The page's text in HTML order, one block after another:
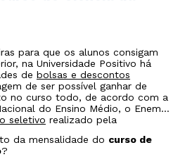
para que os alunos consigam
na Universidade Positivo há
de bolsas e descontos
de ser possível ganhar de
no curso todo, de acordo com a
do Ensino Médio, o Enem,
seletivo realizado pela
da mensalidade do curso de
?
aPolítica de Privacidade. e
sejam utilizados para o
Cruzeiro do Sul.